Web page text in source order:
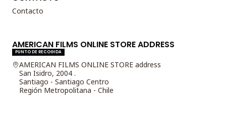
Contacto
AMERICAN FILMS ONLINE STORE ADDRESS
PUNTO DE RECOGIDA
AMERICAN FILMS ONLINE STORE address
San Isidro, 2004 .
Santiago - Santiago Centro
Región Metropolitana - Chile